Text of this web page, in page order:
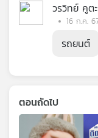
วรวิทย์ คูต
16 ก.ค. 67
รถยนต์
ตอนถัดไป